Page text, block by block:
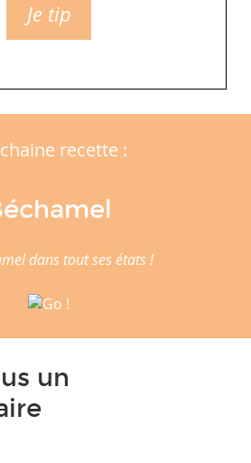
Je tip
recette :
dans tout ses états !
un